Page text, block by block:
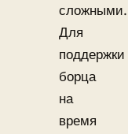
сложными.
Для
поддержки
борца
на
время